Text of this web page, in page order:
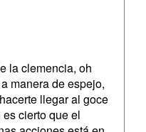
la clemencia, oh
manera de espejo,
llegar al goce
cierto que el